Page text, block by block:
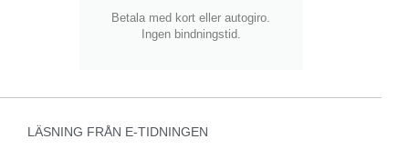
Betala med kort eller autogiro.
Ingen bindningstid.
LÄSNING FRÅN E-TIDNINGEN